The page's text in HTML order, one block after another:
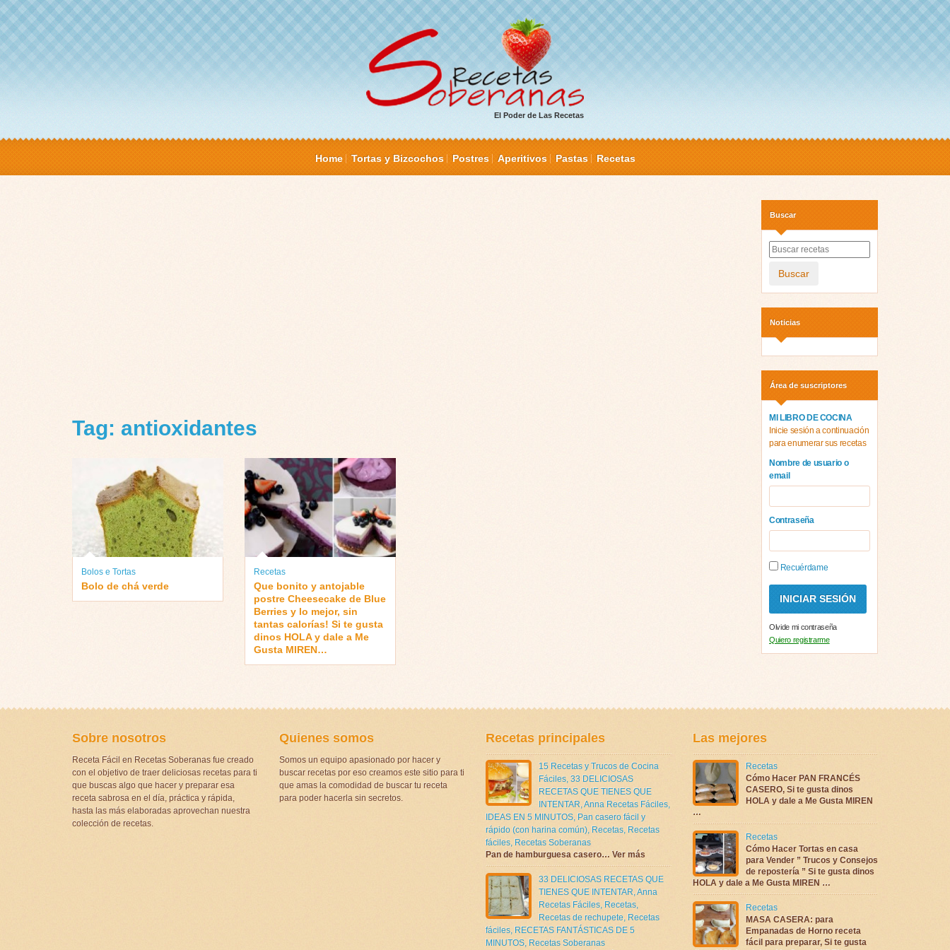
El Poder de Las Recetas
Home Tortas y Bizcochos Postres Aperitivos Pastas Recetas
Tag: antioxidantes
Bolos e Tortas
Bolo de chá verde
Recetas
Que bonito y antojable
postre Cheesecake de Blue
Berries y lo mejor, sin
tantas calorías! Si te gusta
dinos HOLA y dale a Me
Gusta MIREN…
Buscar
Buscar
Noticias
Área de suscriptores
MI LIBRO DE COCINA
Inicie sesión a continuación
para enumerar sus recetas
Nombre de usuario o
email
Contraseña
Recuérdame
Olvide mi contraseña
Quiero registrarme
Sobre nosotros
Receta Fácil en Recetas Soberanas fue creado
con el objetivo de traer deliciosas recetas para ti
que buscas algo que hacer y preparar esa
receta sabrosa en el día, práctica y rápida,
hasta las más elaboradas aprovechan nuestra
colección de recetas.
Quienes somos
Somos un equipo apasionado por hacer y
buscar recetas por eso creamos este sitio para ti
que amas la comodidad de buscar tu receta
para poder hacerla sin secretos.
Recetas principales
15 Recetas y Trucos de Cocina
Fáciles, 33 DELICIOSAS
RECETAS QUE TIENES QUE
INTENTAR,Anna Recetas Fáciles,
IDEAS EN 5 MINUTOS, Pan casero fácil y
rápido (con harina común), Recetas, Recetas
fáciles, Recetas Soberanas
Pan de hamburguesa casero… Ver más
33 DELICIOSAS RECETAS QUE
TIENES QUE INTENTAR,Anna
Recetas Fáciles, Recetas,
Recetas de rechupete, Recetas
fáciles, RECETAS FANTÁSTICAS DE 5
MINUTOS, Recetas Soberanas
Las mejores
Recetas
Cómo Hacer PAN FRANCÉS
CASERO, Si te gusta dinos
HOLA y dale a Me Gusta MIREN
…
Recetas
Cómo Hacer Tortas en casa
para Vender ” Trucos y Consejos
de repostería ” Si te gusta dinos
HOLA y dale a Me Gusta MIREN …
Recetas
MASA CASERA: para
Empanadas de Horno receta
fácil para preparar, Si te gusta